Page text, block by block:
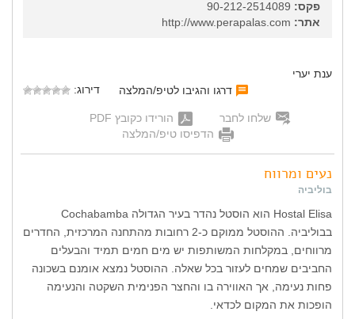
פקס:
אתר:
ענת יערי
דרגו והגיבו לטיפ/המלצה
דירוג:
שלחו לחבר
הורידו כקובץ PDF
הדפיסו טיפ/המלצה
נעים ומרווח
בוליביה
Hostal Elisa הוא הוסטל נהדר בעיר הגדולה Cochabamba
בבוליביה. ההוסטל ממוקם כ-2 רחובות מהתחנה המרכזית, החדרים
מרווחים, במקלחות המשותפות יש מים חמים תמיד והבעלים
החביבים שמחים לעזור בכל שאלה. ההוסטל נמצא אומנם בשכונה
פחות נעימה, אך האווירה בו והחצר הפנימית השקטה והנעימה
הופכות את המקום לכדאי.